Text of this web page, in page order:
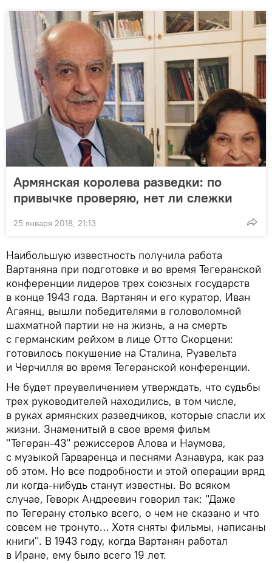
Армянская королева разведки: по
привычке проверяю, нет ли слежки
25 января 2018, 21:13
Наибольшую известность получила работа
Вартаняна при подготовке и во время Тегеранской
конференции лидеров трех союзных государств
в конце 1943 года. Вартанян и его куратор, Иван
Агаянц, вышли победителями в головоломной
шахматной партии не на жизнь, а на смерть
с германским рейхом в лице Отто Скорцени:
готовилось покушение на Сталина, Рузвельта
и Черчилля во время Тегеранской конференции.
Не будет преувеличением утверждать, что судьбы
трех руководителей находились, в том числе,
в руках армянских разведчиков, которые спасли их
жизни. Знаменитый в свое время фильм
"Тегеран-43" режиссеров Алова и Наумова,
с музыкой Гарваренца и песнями Азнавура, как раз
об этом. Но все подробности и этой операции вряд
ли когда-нибудь станут известны. Во всяком
случае, Геворк Андреевич говорил так: "Даже
по Тегерану столько всего, о чем не сказано и что
совсем не тронуто… Хотя сняты фильмы, написаны
книги". В 1943 году, когда Вартанян работал
в Иране, ему было всего 19 лет.